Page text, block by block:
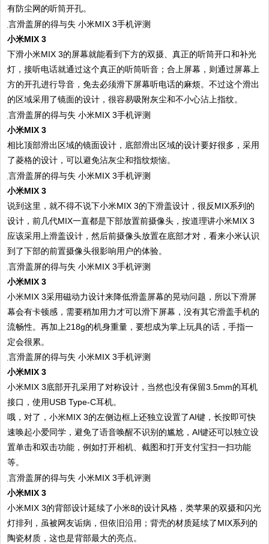
有防尘网的听筒开孔。
小米MIX 3
下滑小米MIX 3的屏幕就能看到下方的双摄、真正的听筒开口和补光
灯，接听电话就通过这个真正的听筒听音；合上屏幕，则通过屏幕上
方的开孔进行导音，免去必须滑下屏幕听电话的麻烦。不过这个滑出
的区域采用了镜面的设计，很容易吸附灰尘和不小心沾上指纹。
小米MIX 3
相比顶部滑出区域的镜面设计，底部滑出区域的设计要好很多，采用
了菱格的设计，可以避免沾灰尘和指纹烦恼。
小米MIX 3
说到这里，就不得不说下小米MIX 3的下滑盖设计，很反MIX系列的
设计，前几代MIX一直都是下部放置前摄像头，按道理讲小米MIX 3
应该采用上滑盖设计，然后前摄像头放置在底部才对，看来小米认识
到了下部的前置摄像头很影响用户的体验。
小米MIX 3
小米MIX 3采用磁动力设计来降低滑盖屏幕的晃动问题，所以下滑屏
幕会有卡顿感，需要稍加用力才可以滑下屏幕，没有其它滑盖手机的
流畅性。再加上218g的机身重量，要想成为掌上玩具的话，手指一
定会很累。
小米MIX 3
小米MIX 3底部开孔采用了对称设计，当然也没有保留3.5mm的耳机
接口，使用USB Type-C耳机。
哦，对了，小米MIX 3的左侧边框上还独立设置了AI键，长按即可快
速唤起小爱同学，避免了语音唤醒不识别的尴尬，AI键还可以独立设
置单击和双击功能，例如打开相机、截图和打开支付宝扫一扫功能
等。
小米MIX 3
小米MIX 3的背部设计延续了小米8的设计风格，类苹果的双摄和闪光
灯排列，虽被网友诟病，但依旧沿用；背壳的材质延续了MIX系列的
陶瓷材质，这也是背部最大的亮点。